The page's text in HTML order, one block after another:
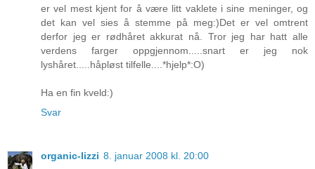
er vel mest kjent for å være litt vaklete i sine meninger, og
det kan vel sies å stemme på meg:)Det er vel omtrent
derfor jeg er rødhåret akkurat nå. Tror jeg har hatt alle
verdens farger oppgjennom.....snart er jeg nok
lyshåret.....håpløst tilfelle....*hjelp*:O)
Ha en fin kveld:)
Svar
organic-lizzi 8. januar 2008 kl. 20:00